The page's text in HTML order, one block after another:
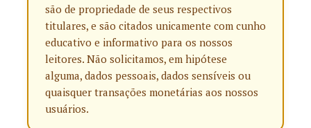
são de propriedade de seus respectivos
titulares, e são citados unicamente com cunho
educativo e informativo para os nossos
leitores. Não solicitamos, em hipótese
alguma, dados pessoais, dados sensíveis ou
quaisquer transações monetárias aos nossos
usuários.